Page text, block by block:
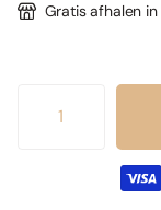
Gratis afhalen in